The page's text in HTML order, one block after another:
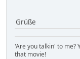
Grüße
'Are you talkin' to me?
that movie!